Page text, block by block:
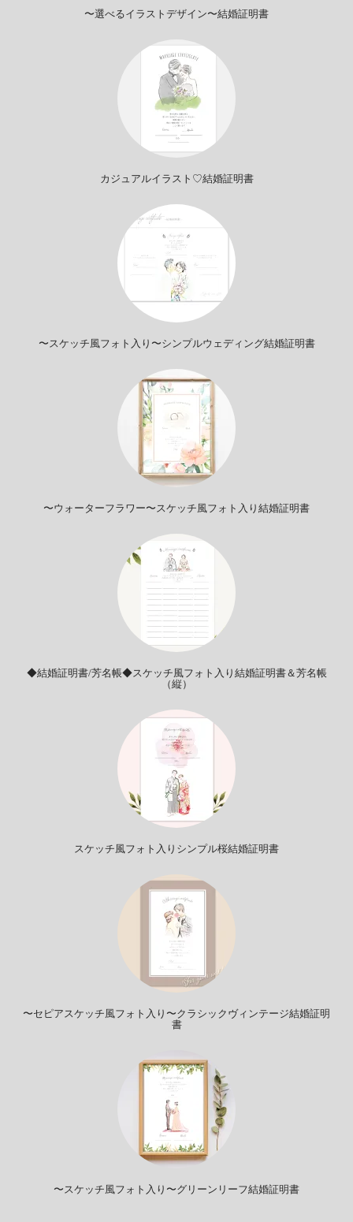
〜選べるイラストデザイン〜結婚証明書
カジュアルイラスト♡結婚証明書
〜スケッチ風フォト入り〜シンプルウェディング結婚証明書
〜ウォーターフラワー〜スケッチ風フォト入り結婚証明書
◆結婚証明書/芳名帳◆スケッチ風フォト入り結婚証明書＆芳名帳
（縦）
スケッチ風フォト入りシンプル桜結婚証明書
〜セピアスケッチ風フォト入り〜クラシックヴィンテージ結婚証明
書
〜スケッチ風フォト入り〜グリーンリーフ結婚証明書